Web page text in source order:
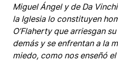
Miguel Ángel y de Da
la Iglesia lo constituyen
O’Flaherty que arriesgan
demás y se enfrentan a la
miedo, como nos enseñó